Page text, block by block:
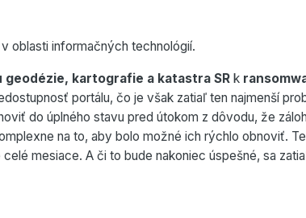
oblasti informačných technológií.
geodézie, kartografie a katastra SR k
portálu, čo je však zatiaľ ten najmenší
do úplného stavu pred útokom z dôvodu, že
na to, aby bolo možné ich rýchlo obnoviť.
mesiace. A či to bude nakoniec úspešné, sa